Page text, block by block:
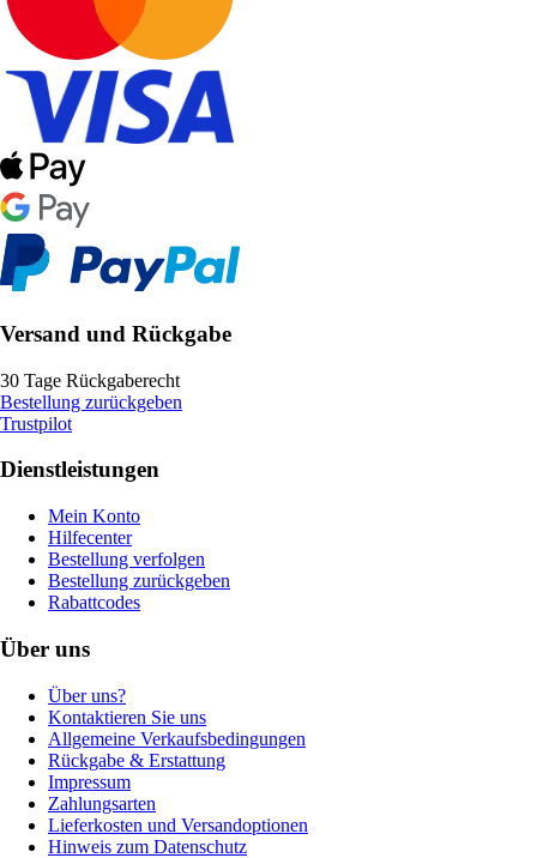
Versand und Rückgabe
30 Tage Rückgaberecht
Bestellung zurückgeben
Trustpilot
Dienstleistungen
Mein Konto
Hilfecenter
Bestellung verfolgen
Bestellung zurückgeben
Rabattcodes
Über uns
Über uns?
Kontaktieren Sie uns
Allgemeine Verkaufsbedingungen
Rückgabe & Erstattung
Impressum
Zahlungsarten
Lieferkosten und Versandoptionen
Hinweis zum Datenschutz